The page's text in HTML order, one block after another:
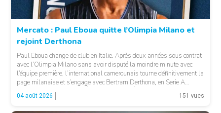
Mercato : Paul Eboua quitte l’Olimpia Milano et
rejoint Derthona
Paul Eboua change de club en Italie. Après deux années sous contrat
avec l’Olimpia Milano sans avoir disputé la moindre minute avec
l’équipe première, l’international camerounais tourne définitivement la
page milanaise et s’engage avec Bertram Derthona, en Serie A
italienne. LA SUITE APRÈS LA PUBLICITÉ Arrivé à Milan en 2024
pour un contrat de […]
04 août 2026 151 vues